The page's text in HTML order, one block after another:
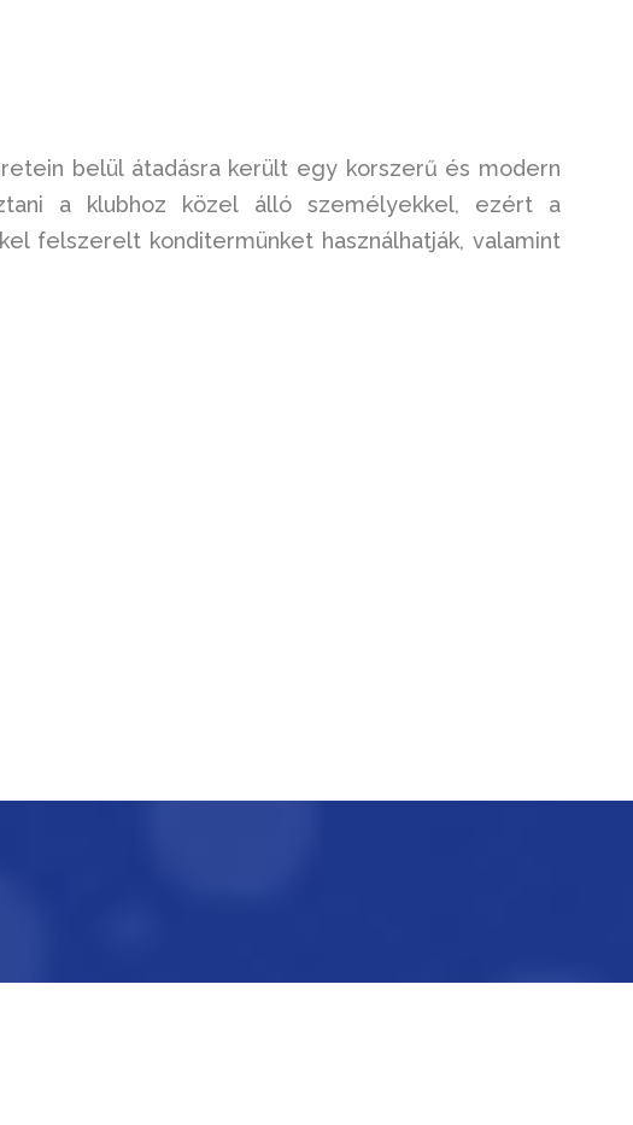
belül átadásra került egy korszerű és modern
a klubhoz közel álló személyekkel, ezért a
felszerelt konditermünket használhatják, valamint